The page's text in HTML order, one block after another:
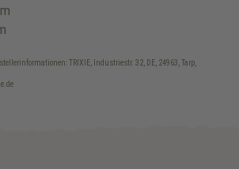
TRIXIE, Industriestr. 32, DE, 24963, Tarp,